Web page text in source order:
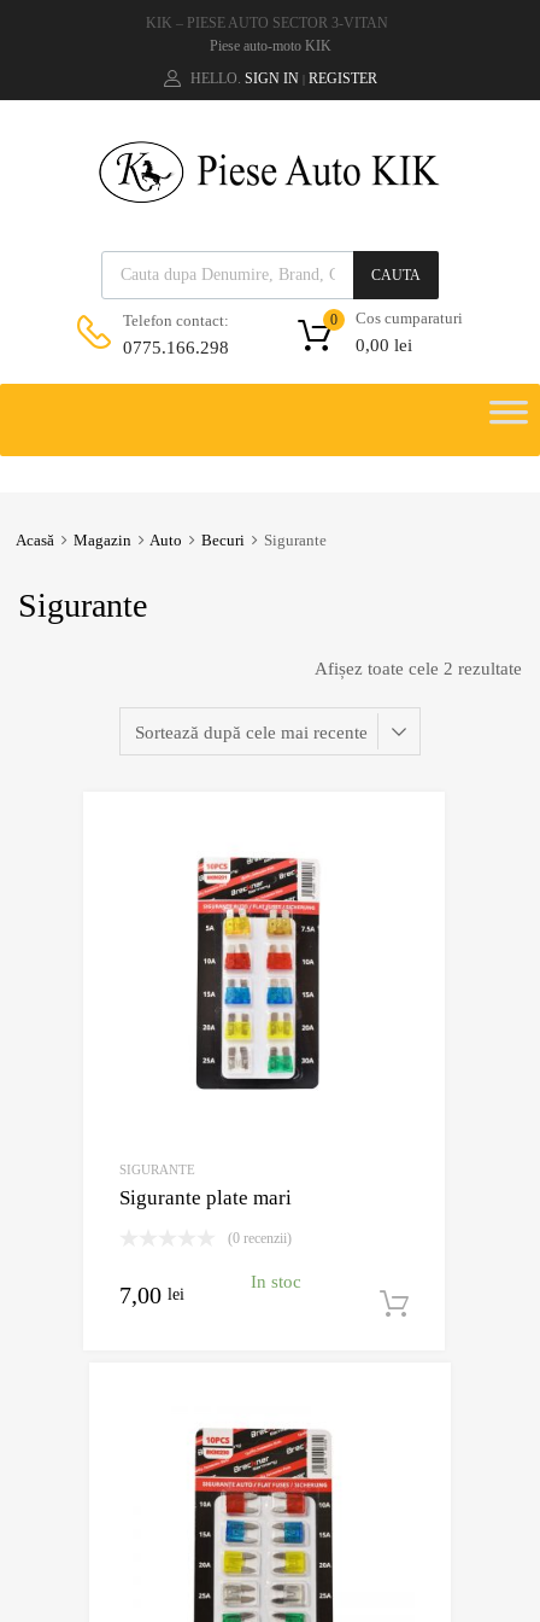
KIK – PIESE AUTO SECTOR 3-VITAN
Piese auto-moto KIK
HELLO. SIGN IN | REGISTER
CAUTA
Telefon contact:
0775.166.298
Cos cumparaturi
0,00 lei
0
Acasă Magazin Auto Becuri Sigurante
Sigurante
Afișez toate cele 2 rezultate
SIGURANTE
Sigurante plate mari
(0 recenzii)
7,00 lei
In stoc